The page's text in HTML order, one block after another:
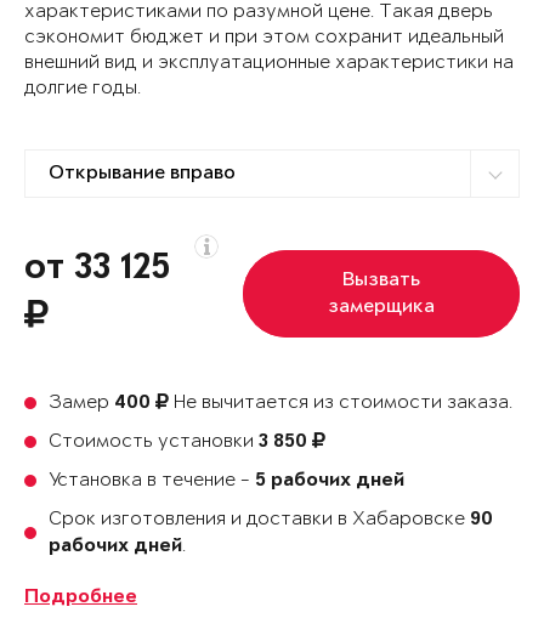
характеристиками по разумной цене. Такая дверь
сэкономит бюджет и при этом сохранит идеальный
внешний вид и эксплуатационные характеристики на
долгие годы.
от 33 125
Вызвать
замерщика
Замер 400
Не вычитается из стоимости заказа.
Стоимость установки 3 850
Установка в течение - 5 рабочих дней
Срок изготовления и доставки в Хабаровске 90
рабочих дней.
Подробнее